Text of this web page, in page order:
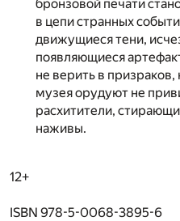
бронзовой печати
в цепи странных
движущиеся тени,
появляющиеся
не верить в
музея орудуют не
расхитители,
наживы.
12+
ISBN 978-5-0068-3895-6